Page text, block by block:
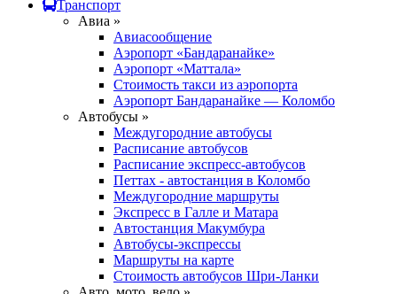
Транспорт
Авиа »
Авиасообщение
Аэропорт «Бандаранайке»
Аэропорт «Маттала»
Стоимость такси из аэропорта
Аэропорт Бандаранайке — Коломбо
Автобусы »
Междугородние автобусы
Расписание автобусов
Расписание экспресс-автобусов
Петтах - автостанция в Коломбо
Междугородние маршруты
Экспресс в Галле и Матара
Автостанция Макумбура
Автобусы-экспрессы
Маршруты на карте
Стоимость автобусов Шри-Ланки